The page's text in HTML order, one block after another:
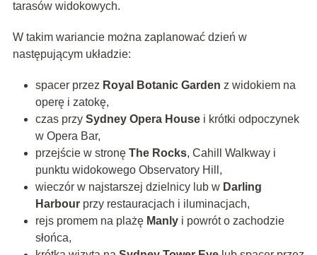
tarasów widokowych.
W takim wariancie można zaplanować dzień w
następującym układzie:
spacer przez Royal Botanic Garden z widokiem na
operę i zatokę,
czas przy Sydney Opera Housei krótki odpoczynek
w Opera Bar,
przejście w stronę The Rocks, Cahill Walkway i
punktu widokowego Observatory Hill,
wieczór w najstarszej dzielnicy lub w Darling
Harbourprzy restauracjach i iluminacjach,
rejs promem na plażę Manlyi powrót o zachodzie
słońca,